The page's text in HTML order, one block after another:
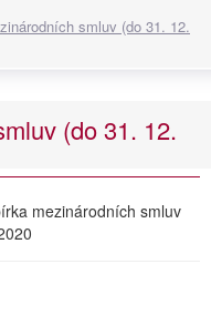
smluv (do 31. 12.
(do 31. 12.
mezinárodních smluv